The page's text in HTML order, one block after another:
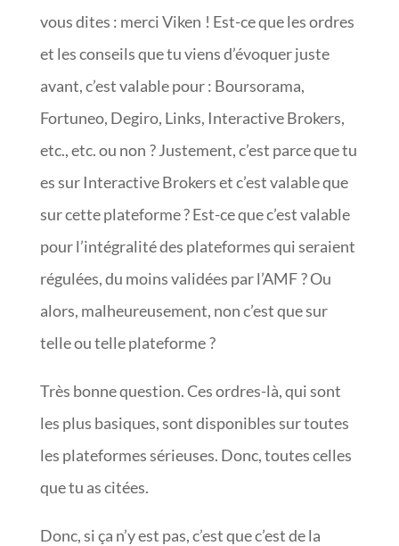
vous dites : merci Viken ! Est-ce que les ordres
et les conseils que tu viens d’évoquer juste
avant, c’est valable pour : Boursorama,
Fortuneo, Degiro, Links, Interactive Brokers,
etc., etc. ou non ? Justement, c’est parce que tu
es sur Interactive Brokers et c’est valable que
sur cette plateforme ? Est-ce que c’est valable
pour l’intégralité des plateformes qui seraient
régulées, du moins validées par l’AMF ? Ou
alors, malheureusement, non c’est que sur
telle ou telle plateforme ?
Très bonne question. Ces ordres-là, qui sont
les plus basiques, sont disponibles sur toutes
les plateformes sérieuses. Donc, toutes celles
que tu as citées.
Donc, si ça n’y est pas, c’est que c’est de la